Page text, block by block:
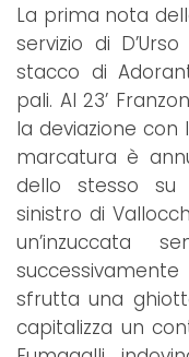
La prima nota
servizio di
stacco di
pali. Al 23’
la deviazione con
marcatura è
dello stesso su
sinistro di
un’inzuccata
sfrutta una
capitalizza un